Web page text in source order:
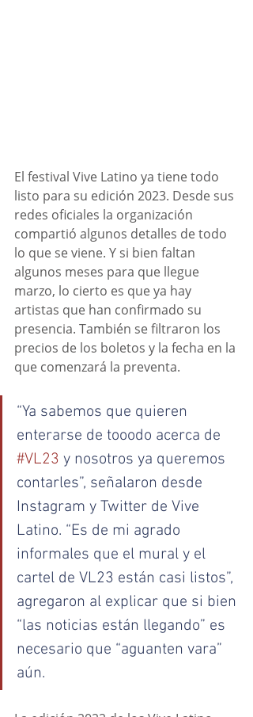
El festival Vive Latino ya tiene todo
listo para su edición 2023. Desde sus
redes oficiales la organización
compartió algunos detalles de todo
lo que se viene. Y si bien faltan
algunos meses para que llegue
marzo, lo cierto es que ya hay
artistas que han confirmado su
presencia. También se filtraron los
precios de los boletos y la fecha en la
que comenzará la preventa.
“Ya sabemos que quieren
enterarse de tooodo acerca de
#VL23 y nosotros ya queremos
contarles”, señalaron desde
Instagram y Twitter de Vive
Latino. “Es de mi agrado
informales que el mural y el
cartel de VL23 están casi listos”,
agregaron al explicar que si bien
“las noticias están llegando” es
necesario que “aguanten vara”
aún.